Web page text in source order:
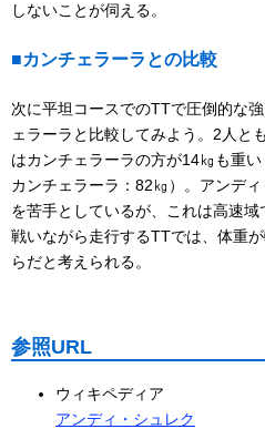
しないことが伺える。
■カンチェラーラとの比較
次に平坦コースでのTTで圧倒的な
ェラーラと比較してみよう。2人と
はカンチェラーラの方が14㎏も重
カンチェラーラ：82㎏）。アンデ
を苦手としているが、これは高速
戦いながら走行するTTでは、体重
らだと考えられる。
参照URL
ウィキペディア
アンディ・シュレク